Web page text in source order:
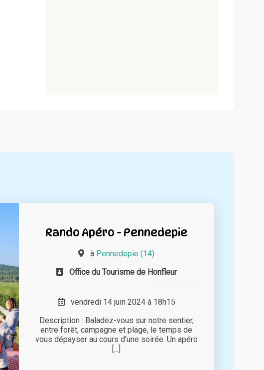
Rando Apéro - Pennedepie
à Pennedepie (14)
Office du Tourisme de Honfleur
vendredi 14 juin 2024 à 18h15
Description : Baladez-vous sur notre sentier,
entre forêt, campagne et plage, le temps de
vous dépayser au cours d'une soirée. Un apéro
[...]